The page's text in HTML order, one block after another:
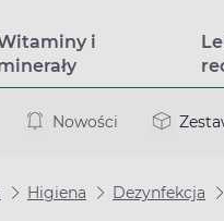
i
Nowości
Higiena Dezynfekcja